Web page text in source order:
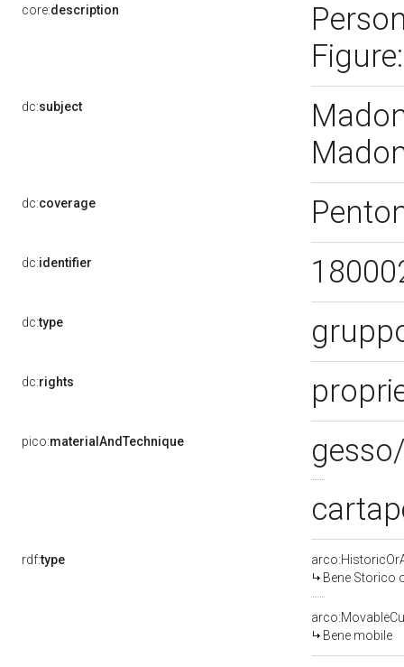
core:description
dc:subject
dc:coverage
dc:identifier
dc:type
dc:rights
pico:materialAndTechnique
rdf:type
Bene Storico
Bene mobile